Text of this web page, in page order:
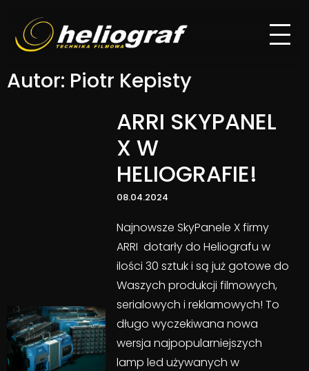
Autor: Piotr Kepisty
ARRI SKYPANEL
X W
HELIOGRAFIE!
08.04.2024
Najnowsze SkyPanele X firmy
ARRI dotarły do Heliografu w
ilości 30 sztuk i są już gotowe do
Waszych produkcji filmowych,
serialowych i reklamowych! To
długo wyczekiwana nowa
wersja najpopularniejszych
lamp led używanych w